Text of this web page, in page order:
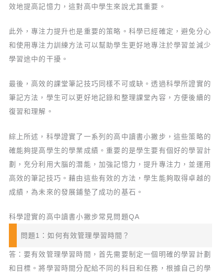
效地提高記憶力，這對高中學生來說尤其重要。
此外，專注力提升也是重要的策略。科學已經確定，避免分心
和使用專注力訓練方法可以幫助學生更好地專注於學習並減少
學習途中的干擾。
最後，高效的課堂筆記技巧同樣不可或缺。透過科學所證實的
筆記方法，學生可以更好地記錄和整理課堂內容，方便後續的
復習和理解。
綜上所述，科學證實了一系列的高中讀書小撇步，這些策略的
確能夠提高學生的學業成績。重要的是學生要有個好的學習計
劃，充分利用大腦的潛能，加強記憶力，提升專注力，並運用
高效的筆記技巧。藉由這些有效的方法，學生能夠取得卓越的
成績，為未來的發展鋪墊了成功的基石。
科學證實的高中讀書小撇步常見問題QA
問題1：如何有效管理學習時間？
答：要有效管理學習時間，首先需要制定一個明確的學習計劃
和目標。將學習時間分配給不同的科目和任務，根據自己的學